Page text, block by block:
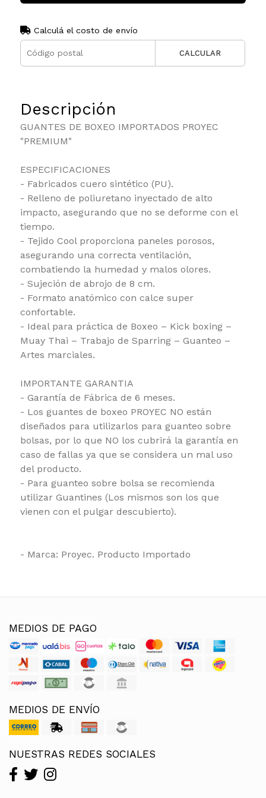
Calculá el costo de envío
CALCULAR
Descripción
GUANTES DE BOXEO IMPORTADOS PROYEC
"PREMIUM"
ESPECIFICACIONES
- Fabricados cuero sintético (PU).
- Relleno de poliuretano inyectado de alto
impacto, asegurando que no se deforme con el
tiempo.
- Tejido Cool proporciona paneles porosos,
asegurando una correcta ventilación,
combatiendo la humedad y malos olores.
- Sujeción de abrojo de 8 cm.
- Formato anatómico con calce super
confortable.
- Ideal para práctica de Boxeo – Kick boxing –
Muay Thai – Trabajo de Sparring – Guanteo –
Artes marciales.
IMPORTANTE GARANTIA
- Garantía de Fábrica de 6 meses.
- Los guantes de boxeo PROYEC NO están
diseñados para utilizarlos para guanteo sobre
bolsas, por lo que NO los cubrirá la garantía en
caso de fallas ya que se considera un mal uso
del producto.
- Para guanteo sobre bolsa se recomienda
utilizar Guantines (Los mismos son los que
vienen con el pulgar descubierto).
- Marca: Proyec. Producto Importado
MEDIOS DE PAGO
MEDIOS DE ENVÍO
NUESTRAS REDES SOCIALES